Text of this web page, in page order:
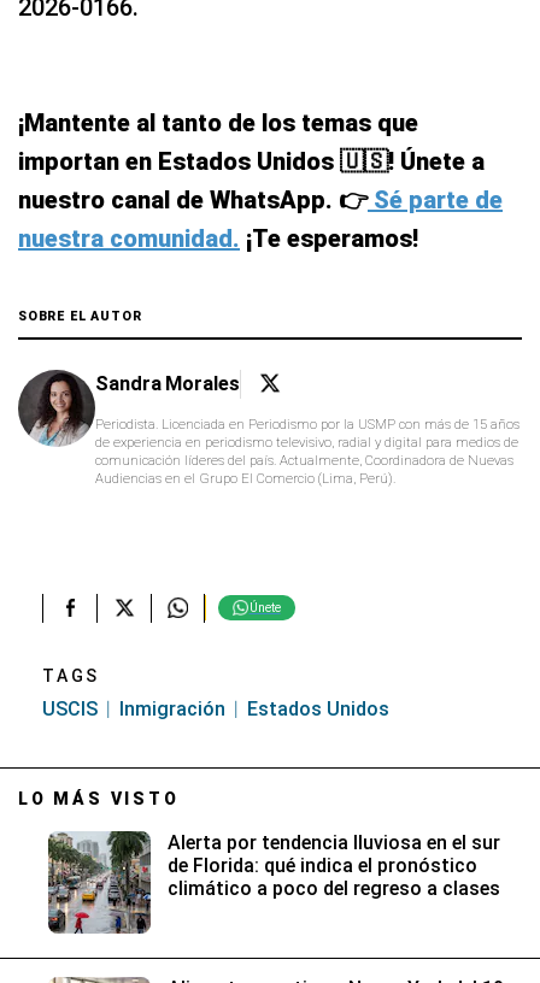
2026-0166.
¡Mantente al tanto de los temas que
importan en Estados Unidos 🇺🇸! Únete a
nuestro canal de WhatsApp. 👉Sé parte de
nuestra comunidad. ¡Te esperamos!
SOBRE EL AUTOR
Sandra Morales
Periodista. Licenciada en Periodismo por la USMP con más de 15 años
de experiencia en periodismo televisivo, radial y digital para medios de
comunicación líderes del país. Actualmente, Coordinadora de Nuevas
Audiencias en el Grupo El Comercio (Lima, Perú).
Únete
TAGS
USCIS Inmigración Estados Unidos
LO MÁS VISTO
Alerta por tendencia lluviosa en el sur
de Florida: qué indica el pronóstico
climático a poco del regreso a clases